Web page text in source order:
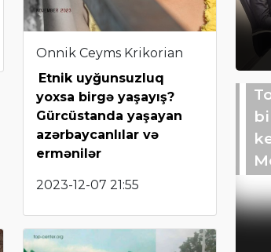
Onnik Ceyms Krikorian
Etnik uyğunsuzluq
yoxsa birgə yaşayış?
Gürcüstanda yaşayan
azərbaycanlılar və
ermənilər
2023-12-07 21:55